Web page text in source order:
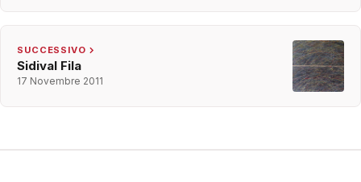
SUCCESSIVO
Sidival Fila
17 Novembre 2011